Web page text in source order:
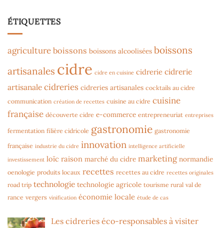
ÉTIQUETTES
agriculture boissons boissons alcoolisées boissons
artisanales cidre cidre en cuisine cidrerie cidrerie
artisanale cidreries cidreries artisanales cocktails au cidre
communication création de recettes cuisine au cidre cuisine
française découverte cidre e-commerce entrepreneuriat entreprises
fermentation filière cidricole gastronomie gastronomie
française industrie du cidre innovation intelligence artificielle
investissement loïc raison marché du cidre marketing normandie
oenologie produits locaux recettes recettes au cidre recettes originales
road trip technologie technologie agricole tourisme rural val de
rance vergers vinification économie locale étude de cas
Les cidreries éco-responsables à visiter